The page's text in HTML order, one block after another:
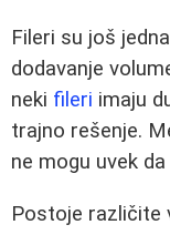
Fileri su još
dodavanje
neki fileri imaju
trajno rešenje.
ne mogu uvek
Postoje različite